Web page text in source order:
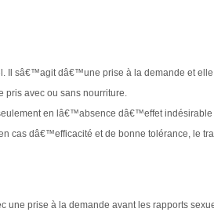
Il sâ€™agit dâ€™une prise à la demande et
pris avec ou sans nourriture.
en lâ€™absence dâ€™effet
dâ€™efficacité et de bonne tolérance, le
une prise à la demande avant les rapports